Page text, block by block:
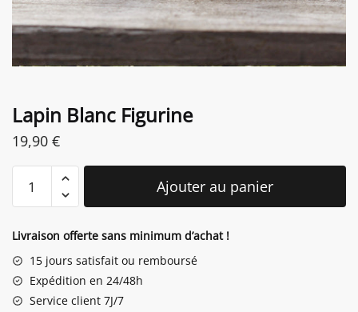
Lapin Blanc Figurine
19,90 €
Blanc
Ajouter au panier
Livraison offerte sans minimum d’achat !
15 jours satisfait ou remboursé
Expédition en 24/48h
Service client 7J/7